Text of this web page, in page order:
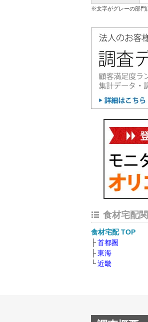
※文字がグレーの部門
食材宅配
食材宅配 TOP
首都圏
東海
近畿